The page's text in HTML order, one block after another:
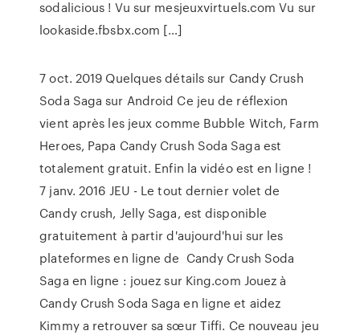
sodalicious ! Vu sur mesjeuxvirtuels.com Vu sur
lookaside.fbsbx.com […]
7 oct. 2019 Quelques détails sur Candy Crush
Soda Saga sur Android Ce jeu de réflexion
vient après les jeux comme Bubble Witch, Farm
Heroes, Papa Candy Crush Soda Saga est
totalement gratuit. Enfin la vidéo est en ligne !
7 janv. 2016 JEU - Le tout dernier volet de
Candy crush, Jelly Saga, est disponible
gratuitement à partir d'aujourd'hui sur les
plateformes en ligne de Candy Crush Soda
Saga en ligne : jouez sur King.com Jouez à
Candy Crush Soda Saga en ligne et aidez
Kimmy a retrouver sa sœur Tiffi. Ce nouveau jeu